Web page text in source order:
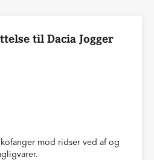
til Dacia Jogger
mod ridser ved af og